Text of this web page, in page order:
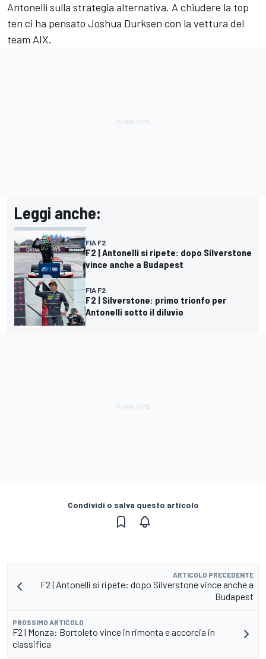
Antonelli sulla strategia alternativa. A chiudere la top
ten ci ha pensato Joshua Durksen con la vettura del
team AIX.
Leggi anche:
FIA F2
F2 | Antonelli si ripete: dopo Silverstone
vince anche a Budapest
FIA F2
F2 | Silverstone: primo trionfo per
Antonelli sotto il diluvio
Condividi o salva questo articolo
ARTICOLO PRECEDENTE
F2 | Antonelli si ripete: dopo Silverstone vince anche a
Budapest
PROSSIMO ARTICOLO
F2 | Monza: Bortoleto vince in rimonta e accorcia in
classifica